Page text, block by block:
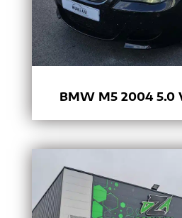
BMW M5 2004 5.0